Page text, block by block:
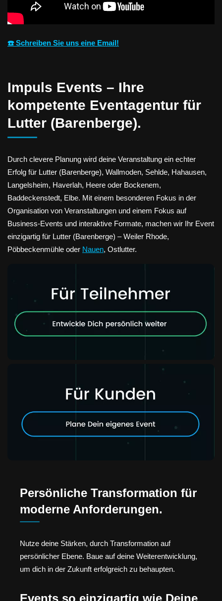
☎️ Schreiben Sie uns eine Email!
Impuls Events – Ihre
kompetente Eventagentur für
Lutter (Barenberge).
Durch clevere Planung wird deine Veranstaltung ein echter
Erfolg für Lutter (Barenberge), Wallmoden, Sehlde, Hahausen,
Langelsheim, Haverlah, Heere oder Bockenem,
Baddeckenstedt, Elbe. Mit einem besonderen Fokus in der
Organisation von Veranstaltungen und einem Fokus auf
Business-Events und interaktive Formate, machen wir Ihr Event
einzigartig für Lutter (Barenberge) – Weiler Rhode,
Pöbbeckenmühle oder Nauen, Ostlutter.
Persönliche Transformation für
moderne Anforderungen.
Nutze deine Stärken, durch Transformation auf
persönlicher Ebene. Baue auf deine Weiterentwicklung,
um dich in der Zukunft erfolgreich zu behaupten.
Events so einzigartig wie Deine